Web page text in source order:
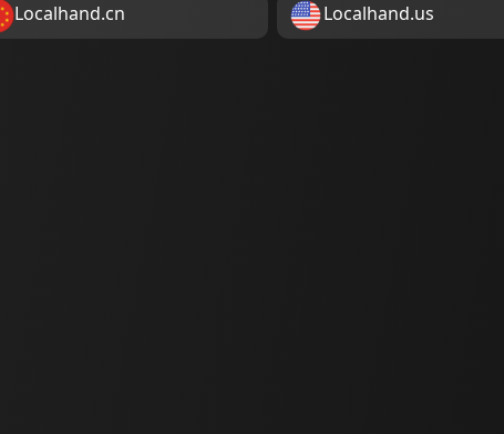
Localhand.cn Localhand.us